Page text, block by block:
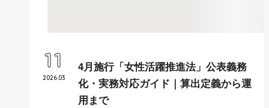
4月施行「女性活躍推進法」公表義務
化・実務対応ガイド｜算出定義から運
用まで
2026.03
11